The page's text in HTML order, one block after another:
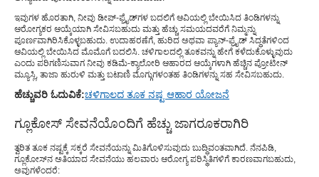
ಇವುಗಳ ಹೊರತಾಗಿ, ನೀವು ಡೀಪ್-ಫ್ರೈಡ್‌ಗಳ ಬದಲಿಗೆ ಆವಿಯಲ್ಲಿ ಬೇಯಿಸಿದ ತಿಂಡಿಗಳನ್ನು
ಆರೋಗ್ಯಕರ ಆಯ್ಕೆಯಾಗಿ ಸೇವಿಸಬಹುದು ಮತ್ತು ಹೆಚ್ಚು ಸಮಯದವರೆಗೆ ನಿಮ್ಮನ್ನು
ಪೂರ್ಣವಾಗಿರಿಸಿಕೊಳ್ಳಬಹುದು. ಉದಾಹರಣೆಗೆ, ಹುರಿದ ಅಥವಾ ಪ್ಯಾನ್-ಫ್ರೈಡ್ ಸಿದ್ಧತೆಗಳಿಂದ
ಆವಿಯಲ್ಲಿ ಬೇಯಿಸಿದ ಮೊಮೊಗೆ ಬದಲಿಸಿ. ಚಳಿಗಾಲದಲ್ಲಿ ತೂಕವನ್ನು ಹೇಗೆ ಕಳೆದುಕೊಳ್ಳುವುದು
ಎಂದು ಪರಿಗಣಿಸುವಾಗ ನೀವು ಕಡಿಮೆ-ಕ್ಯಾಲೋರಿ ಆಹಾರದ ಆಯ್ಕೆಗಳಾಗಿ ಹೆಚ್ಚಿನ ಪ್ರೋಟೀನ್
ಮ್ಯೂಸ್ಲಿ, ತಾಜಾ ಹುರುಳಿ ಮತ್ತು ಬಟಾಣಿ ಮೊಗ್ಗುಗಳಂತಹ ತಿಂಡಿಗಳನ್ನು ಸಹ ಸೇವಿಸಬಹುದು.
ಹೆಚ್ಚುವರಿ ಓದುವಿಕೆ:ಚಳಿಗಾಲದ ತೂಕ ನಷ್ಟ ಆಹಾರ ಯೋಜನೆ
ಗ್ಲೂಕೋಸ್ ಸೇವನೆಯೊಂದಿಗೆ ಹೆಚ್ಚು ಜಾಗರೂಕರಾಗಿರಿ
ತ್ವರಿತ ತೂಕ ನಷ್ಟಕ್ಕೆ ಸಕ್ಕರೆ ಸೇವನೆಯನ್ನು ಮಿತಿಗೊಳಿಸುವುದು ಬುದ್ಧಿವಂತವಾಗಿದೆ. ನೆನಪಿಡಿ,
ಗ್ಲೂಕೋಸ್‌ನ ಅತಿಯಾದ ಸೇವನೆಯು ಹಲವಾರು ಆರೋಗ್ಯ ಪರಿಸ್ಥಿತಿಗಳಿಗೆ ಕಾರಣವಾಗಬಹುದು,
ಅವುಗಳೆಂದರೆ: